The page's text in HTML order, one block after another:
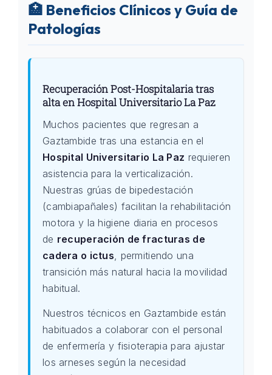
🏥 Beneficios Clínicos y Guía de
Patologías
Recuperación Post-Hospitalaria tras
alta en Hospital Universitario La Paz
Muchos pacientes que regresan a
Gaztambide tras una estancia en el
Hospital Universitario La Paz requieren
asistencia para la verticalización.
Nuestras grúas de bipedestación
(cambiapañales) facilitan la rehabilitación
motora y la higiene diaria en procesos
de recuperación de fracturas de
cadera o ictus, permitiendo una
transición más natural hacia la movilidad
habitual.
Nuestros técnicos en Gaztambide están
habituados a colaborar con el personal
de enfermería y fisioterapia para ajustar
los arneses según la necesidad